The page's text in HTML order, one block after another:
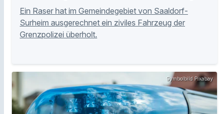
Ein Raser hat im Gemeindegebiet von Saaldorf-
Surheim ausgerechnet ein ziviles Fahrzeug der
Grenzpolizei überholt.
Symbolbild Pixabay